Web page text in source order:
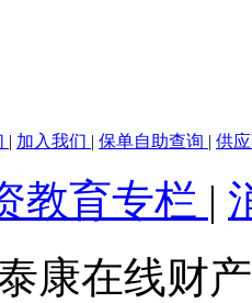
| 加入我们 | 保单自助查询 | 供
教育专栏 |
康在线财